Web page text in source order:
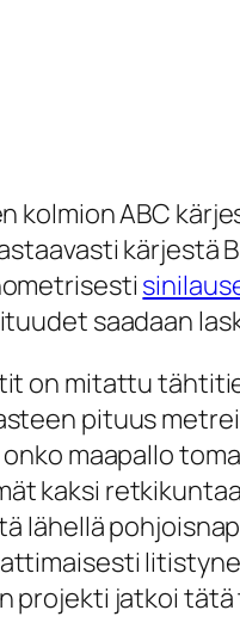
kolmion ABC
saadaan
on mitattu
pituus
maapallo
kaksi
projekti jatkoi